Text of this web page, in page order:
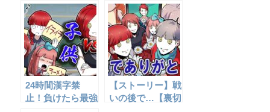
る怖い話
どうなるのか‥
24時間漢字禁
止！負けたら最強
【ストーリー】戦
いの後で…【裏切